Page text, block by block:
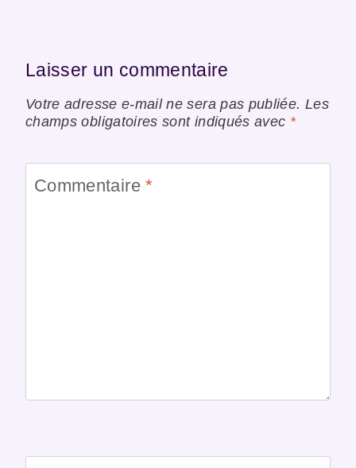
Laisser un commentaire
Votre adresse e-mail ne sera pas publiée. Les
champs obligatoires sont indiqués avec *
Commentaire*